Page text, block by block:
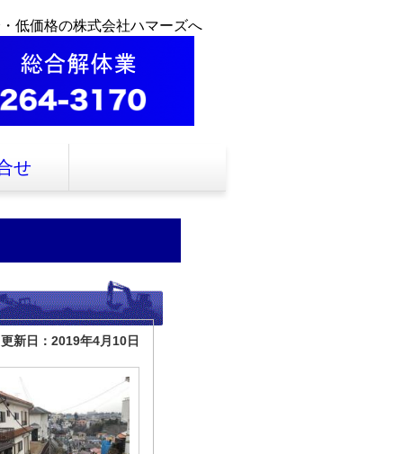
低価格の株式会社ハマーズへ
せ
更新日：2019年4月10日